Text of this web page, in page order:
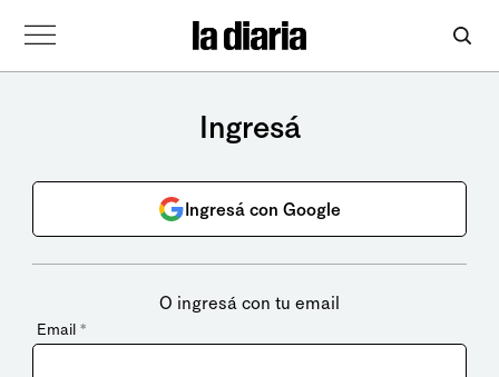
Ingresá
Ingresá con Google
O ingresá con tu email
Email *